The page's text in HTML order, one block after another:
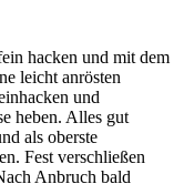
hacken und mit dem
leicht anrösten
und
heben. Alles gut
als oberste
Fest verschließen
Anbruch bald